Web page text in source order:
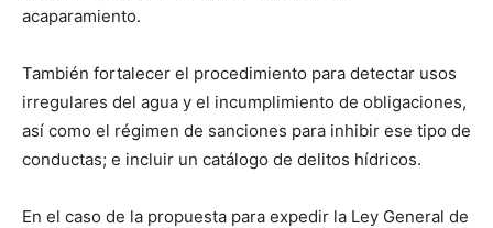
acaparamiento.
También fortalecer el procedimiento para detectar usos
irregulares del agua y el incumplimiento de obligaciones,
así como el régimen de sanciones para inhibir ese tipo de
conductas; e incluir un catálogo de delitos hídricos.
En el caso de la propuesta para expedir la Ley General de